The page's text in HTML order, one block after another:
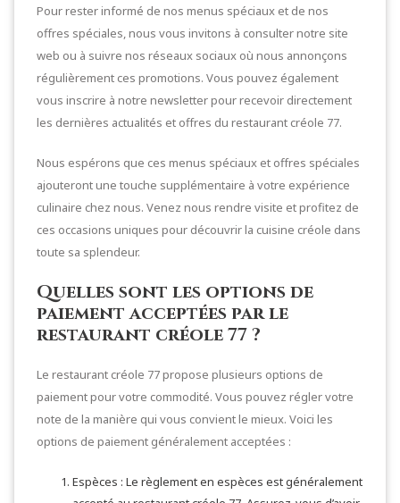
Pour rester informé de nos menus spéciaux et de nos
offres spéciales, nous vous invitons à consulter notre site
web ou à suivre nos réseaux sociaux où nous annonçons
régulièrement ces promotions. Vous pouvez également
vous inscrire à notre newsletter pour recevoir directement
les dernières actualités et offres du restaurant créole 77.
Nous espérons que ces menus spéciaux et offres spéciales
ajouteront une touche supplémentaire à votre expérience
culinaire chez nous. Venez nous rendre visite et profitez de
ces occasions uniques pour découvrir la cuisine créole dans
toute sa splendeur.
Quelles sont les options de
paiement acceptées par le
restaurant créole 77 ?
Le restaurant créole 77 propose plusieurs options de
paiement pour votre commodité. Vous pouvez régler votre
note de la manière qui vous convient le mieux. Voici les
options de paiement généralement acceptées :
Espèces : Le règlement en espèces est généralement